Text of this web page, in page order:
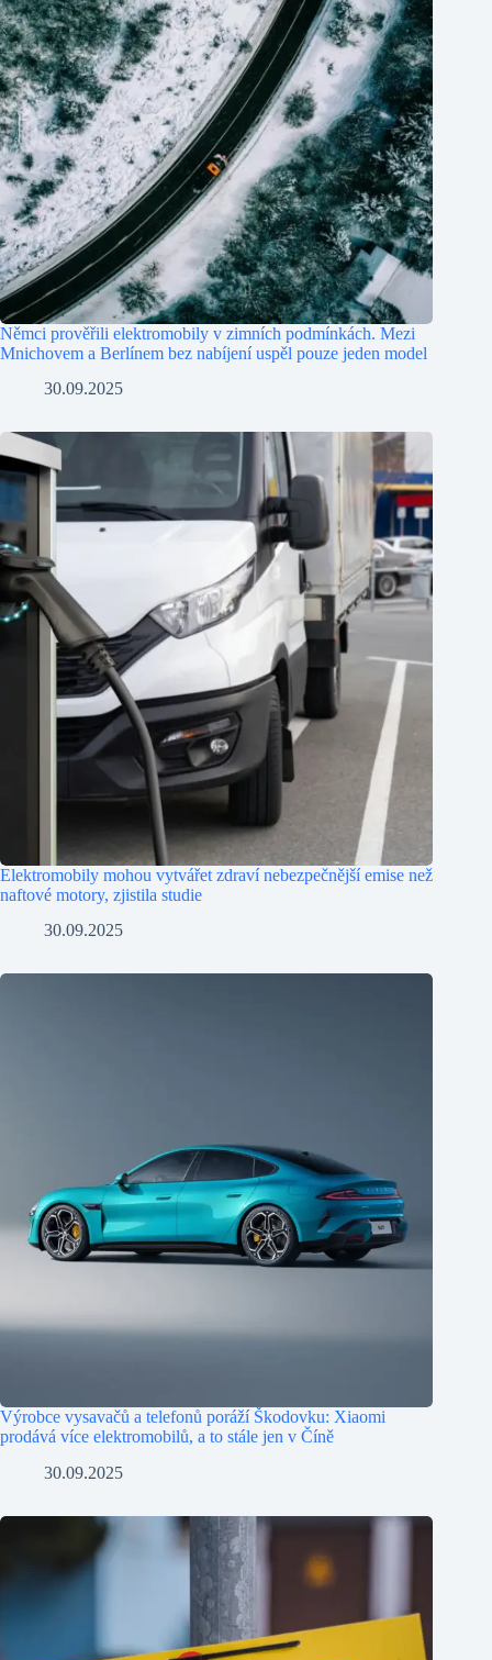
Němci prověřili elektromobily v zimních podmínkách. Mezi
Mnichovem a Berlínem bez nabíjení uspěl pouze jeden model
30.09.2025
Elektromobily mohou vytvářet zdraví nebezpečnější emise než
naftové motory, zjistila studie
30.09.2025
Výrobce vysavačů a telefonů poráží Škodovku: Xiaomi
prodává více elektromobilů, a to stále jen v Číně
30.09.2025